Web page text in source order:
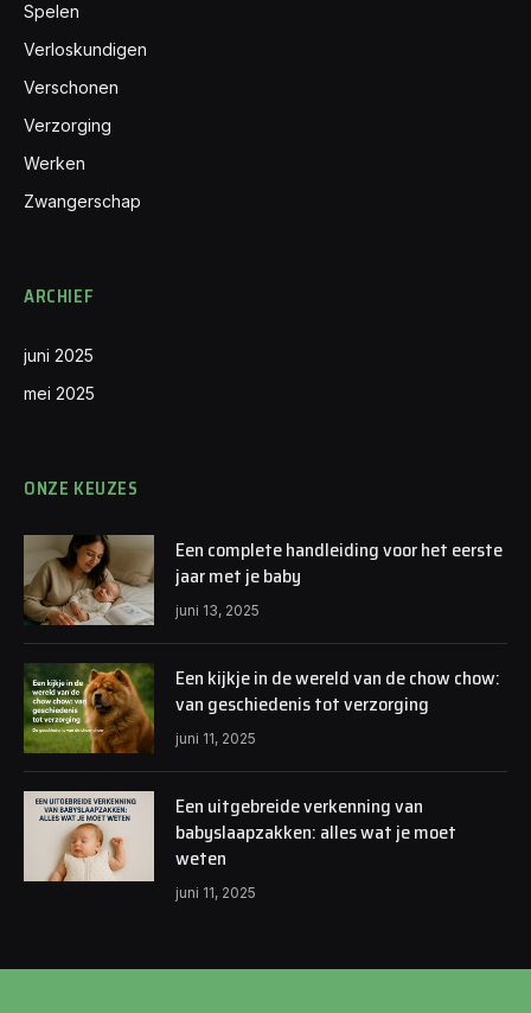
Spelen
Verloskundigen
Verschonen
Verzorging
Werken
Zwangerschap
ARCHIEF
juni 2025
mei 2025
ONZE KEUZES
Een complete handleiding voor het eerste
jaar met je baby
juni 13, 2025
Een kijkje in de wereld van de chow chow:
van geschiedenis tot verzorging
juni 11, 2025
Een uitgebreide verkenning van
babyslaapzakken: alles wat je moet
weten
juni 11, 2025